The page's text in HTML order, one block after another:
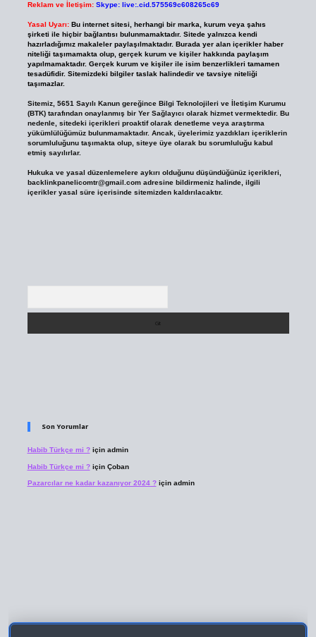
Reklam ve İletişim: Skype: live:.cid.575569c608265c69
Yasal Uyarı: Bu internet sitesi, herhangi bir marka, kurum veya şahıs
şirketi ile hiçbir bağlantısı bulunmamaktadır. Sitede yalnızca kendi
hazırladığımız makaleler paylaşılmaktadır. Burada yer alan içerikler haber
niteliği taşımamakta olup, gerçek kurum ve kişiler hakkında paylaşım
yapılmamaktadır. Gerçek kurum ve kişiler ile isim benzerlikleri tamamen
tesadüfidir. Sitemizdeki bilgiler taslak halindedir ve tavsiye niteliği
taşımazlar.
Sitemiz, 5651 Sayılı Kanun gereğince Bilgi Teknolojileri ve İletişim Kurumu
(BTK) tarafından onaylanmış bir Yer Sağlayıcı olarak hizmet vermektedir. Bu
nedenle, sitedeki içerikleri proaktif olarak denetleme veya araştırma
yükümlülüğümüz bulunmamaktadır. Ancak, üyelerimiz yazdıkları içeriklerin
sorumluluğunu taşımakta olup, siteye üye olarak bu sorumluluğu kabul
etmiş sayılırlar.
Hukuka ve yasal düzenlemelere aykırı olduğunu düşündüğünüz içerikleri,
backlinkpanelicomtr@gmail.comadresine bildirmeniz halinde, ilgili
içerikler yasal süre içerisinde sitemizden kaldırılacaktır.
Son Yorumlar
Habib Türkçe mi ?için admin
Habib Türkçe mi ?için Çoban
Pazarcılar ne kadar kazanıyor 2024 ?için admin